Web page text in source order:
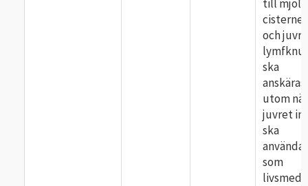
till
och
ska
anskäras,
utom när
juvret
ska
användas
som